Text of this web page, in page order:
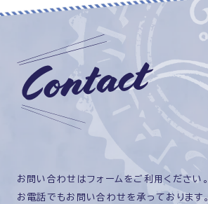
お問い合わせはフォームをご利用ください。
お電話でもお問い合わせを承っております。